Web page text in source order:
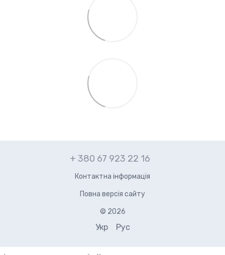
+ 380 67 923 22 16
Контактна інформація
Повна версія сайту
© 2026
Укр Рус